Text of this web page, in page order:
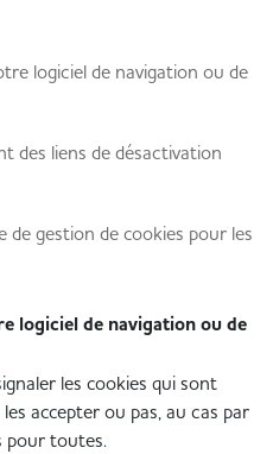
logiciel de navigation ou de
des liens de désactivation
de gestion de cookies pour les
logiciel de navigation ou de
les cookies qui sont
accepter ou pas, au cas par
pour toutes.